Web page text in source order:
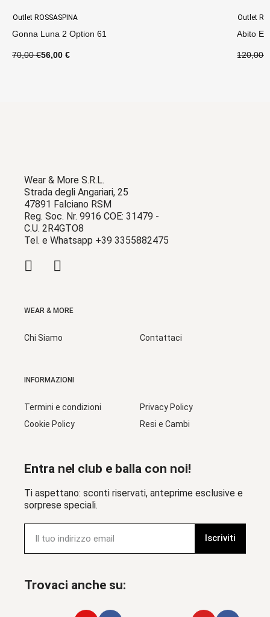
Outlet ROSSASPINA
Gonna Luna 2 Option 61
70,00 €56,00 €
Outlet
Abito
120,00
Wear & More S.R.L.
Strada degli Angariari, 25
47891 Falciano RSM
Reg. Soc. Nr. 9916 COE: 31479 -
C.U. 2R4GTO8
Tel. e Whatsapp +39 3355882475
WEAR & MORE
Chi Siamo Contattaci
INFORMAZIONI
Termini e condizioni
Cookie Policy
Privacy Policy
Resi e Cambi
Entra nel club e balla con noi!
Ti aspettano: sconti riservati, anteprime esclusive e
sorprese speciali.
Iscriviti
Trovaci anche su: